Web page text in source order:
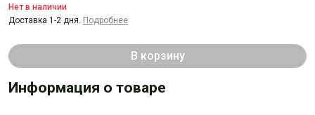
В корзину
Нет в наличии
Доставка 1-2 дня. Подробнее
Информация о товаре